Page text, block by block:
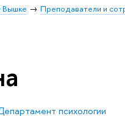
Преподаватели и
психологии